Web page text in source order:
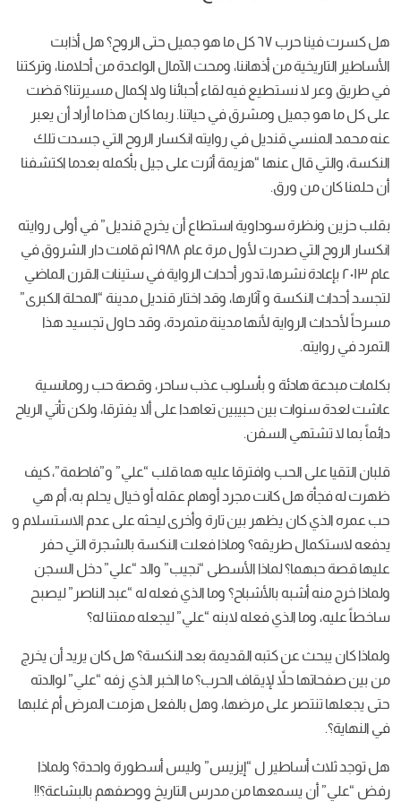
هل كسرت فينا حرب ٦٧ كل ما هو جميل حتى الروح؟ هل أذابت
الأساطير التاريخية من أذهاننا، ومحت الآمال الواعدة من أحلامنا، وتركتنا
في طريق وعر لا نستطيع فيه لقاء أحبائنا ولا إكمال مسيرتنا؟ قضت
على كل ما هو جميل ومشرق في حياتنا. ربما كان هذا ما أراد أن يعبر
عنه محمد المنسي قنديل في روايته انكسار الروح التي جسدت تلك
النكسة، والتي قال عنها “هزيمة أثرت على جيل بأكمله بعدما اكتشفنا
أن حلمنا كان من ورق.
بقلب حزين ونظرة سوداوية استطاع أن يخرج قنديل” في أولى روايته
انكسار الروح التي صدرت لأول مرة عام ١٩٨٨ ثم قامت دار الشروق في
عام ٢٠١٣ بإعادة نشرها، تدور أحداث الرواية في ستينات القرن الماضي
لتجسد أحداث النكسة و آثارها، وقد اختار قنديل مدينة “المحلة الكبرى”
مسرحاً لأحداث الرواية لأنها مدينة متمردة، وقد حاول تجسيد هذا
التمرد في روايته.
بكلمات مبدعة هادئة و بأسلوب عذب ساحر، وقصة حب رومانسية
عاشت لعدة سنوات بين حبيبين تعاهدا على ألا يفترقا، ولكن تأتي الرياح
دائماً بما لا تشتهي السفن.
قلبان التقيا على الحب وافترقا عليه هما قلب “علي” و”فاطمة”، كيف
ظهرت له فجأة هل كانت مجرد أوهام عقله أو خيال يحلم به، أم هي
حب عمره الذي كان يظهر بين تارة وأخرى ليحثه على عدم الاستسلام و
يدفعه لاستكمال طريقه؟ وماذا فعلت النكسة بالشجرة التي حفر
عليها قصة حبهما؟ لماذا الأسطى “نجيب” والد “علي” دخل السجن
ولماذا خرج منه أشبه بالأشباح؟ وما الذي فعله له “عبد الناصر” ليصبح
ساخطاً عليه، وما الذي فعله لابنه “علي” ليجعله ممتنا له؟
ولماذا كان يبحث عن كتبه القديمة بعد النكسة؟ هل كان يريد أن يخرج
من بين صفحاتها حلاً لإيقاف الحرب؟ ما الخبر الذي زفه “علي” لوالدته
حتى يجعلها تنتصر على مرضها، وهل بالفعل هزمت المرض أم غلبها
في النهاية؟.
هل توجد ثلاث أساطير ل “إيزيس” وليس أسطورة واحدة؟ ولماذا
رفض “علي” أن يسمعها من مدرس التاريخ ووصفهم بالبشاعة؟!!